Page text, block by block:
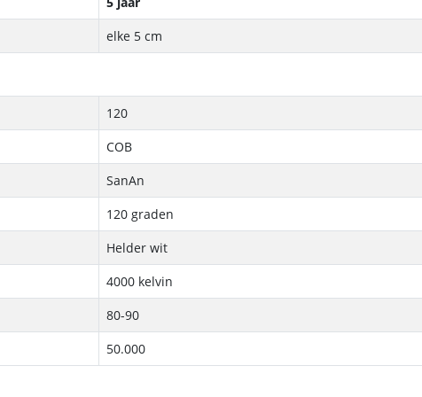
elke 5 cm
120
COB
SanAn
120 graden
Helder wit
4000 kelvin
80-90
50.000